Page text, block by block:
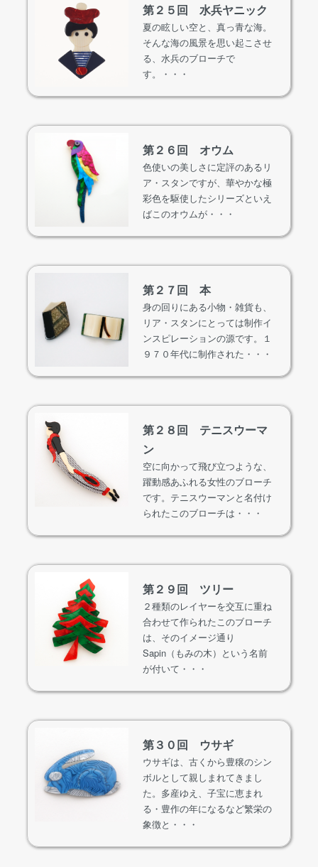
第２５回 水兵ヤニック
夏の眩しい空と、真っ青な海。
そんな海の風景を思い起こさせ
る、水兵のブローチで
す。・・・
第２６回 オウム
色使いの美しさに定評のあるリ
ア・スタンですが、華やかな極
彩色を駆使したシリーズといえ
ばこのオウムが・・・
第２７回 本
身の回りにある小物・雑貨も、
リア・スタンにとっては制作イ
ンスピレーションの源です。１
９７０年代に制作された・・・
第２８回 テニスウーマ
ン
空に向かって飛び立つような、
躍動感あふれる女性のブローチ
です。テニスウーマンと名付け
られたこのブローチは・・・
第２９回 ツリー
２種類のレイヤーを交互に重ね
合わせて作られたこのブローチ
は、そのイメージ通り
Sapin（もみの木）という名前
が付いて・・・
第３０回 ウサギ
ウサギは、古くから豊穣のシン
ボルとして親しまれてきまし
た。多産ゆえ、子宝に恵まれ
る・豊作の年になるなど繁栄の
象徴と・・・